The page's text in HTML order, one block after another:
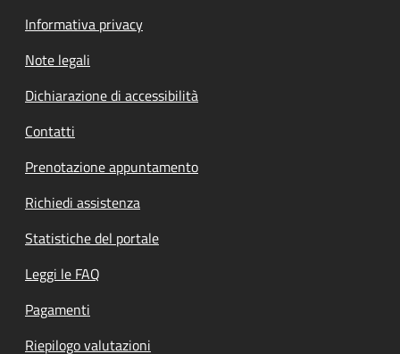
Informativa privacy
Note legali
Dichiarazione di accessibilità
Contatti
Prenotazione appuntamento
Richiedi assistenza
Statistiche del portale
Leggi le FAQ
Pagamenti
Riepilogo valutazioni